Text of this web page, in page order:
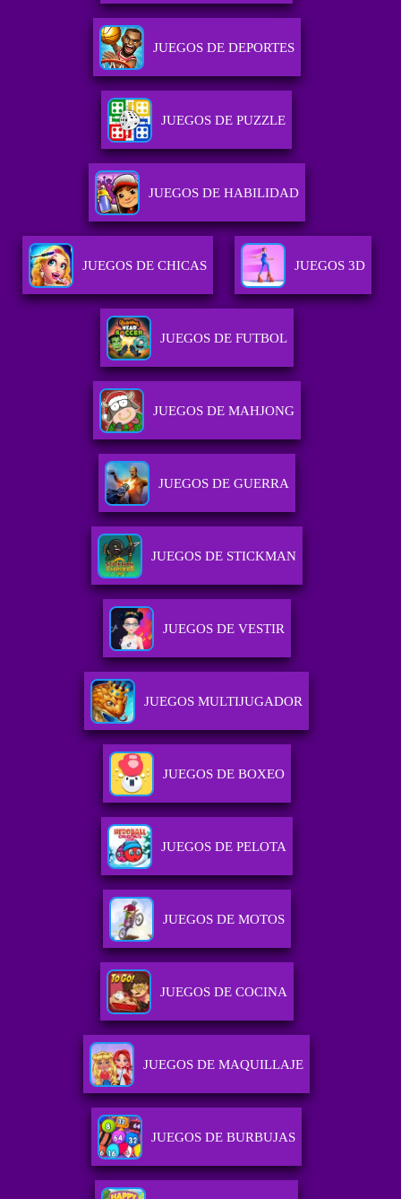
JUEGOS DE DEPORTES
JUEGOS DE PUZZLE
JUEGOS DE HABILIDAD
JUEGOS DE CHICAS JUEGOS 3D
JUEGOS DE FUTBOL
JUEGOS DE MAHJONG
JUEGOS DE GUERRA
JUEGOS DE STICKMAN
JUEGOS DE VESTIR
JUEGOS MULTIJUGADOR
JUEGOS DE BOXEO
JUEGOS DE PELOTA
JUEGOS DE MOTOS
JUEGOS DE COCINA
JUEGOS DE MAQUILLAJE
JUEGOS DE BURBUJAS